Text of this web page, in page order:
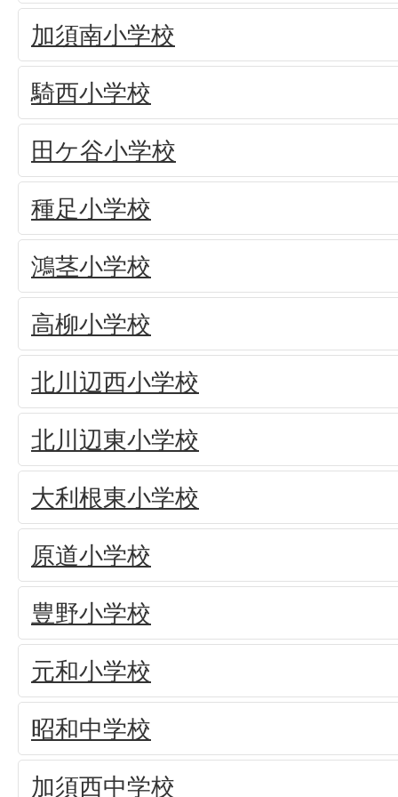
加須南小学校
騎西小学校
田ケ谷小学校
種足小学校
鴻茎小学校
高柳小学校
北川辺西小学校
北川辺東小学校
大利根東小学校
原道小学校
豊野小学校
元和小学校
昭和中学校
加須西中学校